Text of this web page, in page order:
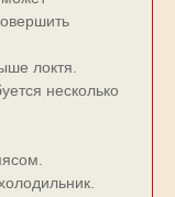
локтя.
несколько